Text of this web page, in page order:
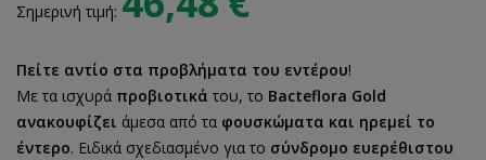
Σημερινή τιμή:
Πείτε αντίο στα προβλήματα του εντέρου!
Με τα ισχυρά προβιοτικά του, το Bacteflora Gold
ανακουφίζει άμεσα από τα φουσκώματα και ηρεμεί το
έντερο. Ειδικά σχεδιασμένο για το σύνδρομο ευερέθιστου